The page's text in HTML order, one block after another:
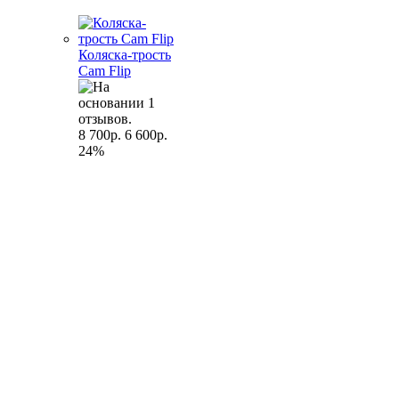
Коляска-трость
Cam Flip
8 700р. 6 600р.
24%